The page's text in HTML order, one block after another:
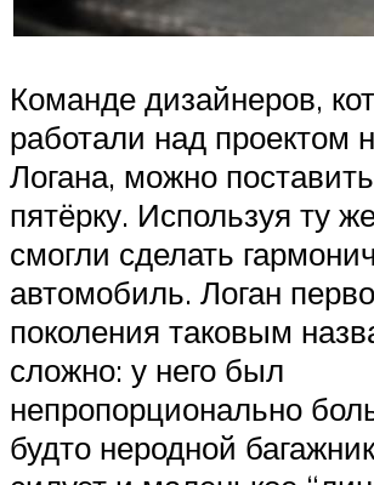
Команде дизайнеров,
работали над проектом
Логана, можно
пятёрку. Используя ту
смогли сделать
автомобиль. Логан
поколения таковым
сложно: у него был
непропорционально
будто неродной